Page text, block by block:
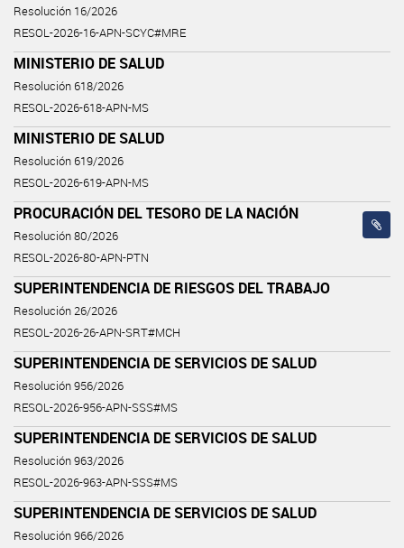
Resolución 16/2026
RESOL-2026-16-APN-SCYC#MRE
MINISTERIO DE SALUD
Resolución 618/2026
RESOL-2026-618-APN-MS
MINISTERIO DE SALUD
Resolución 619/2026
RESOL-2026-619-APN-MS
PROCURACIÓN DEL TESORO DE LA NACIÓN
Resolución 80/2026
RESOL-2026-80-APN-PTN
SUPERINTENDENCIA DE RIESGOS DEL TRABAJO
Resolución 26/2026
RESOL-2026-26-APN-SRT#MCH
SUPERINTENDENCIA DE SERVICIOS DE SALUD
Resolución 956/2026
RESOL-2026-956-APN-SSS#MS
SUPERINTENDENCIA DE SERVICIOS DE SALUD
Resolución 963/2026
RESOL-2026-963-APN-SSS#MS
SUPERINTENDENCIA DE SERVICIOS DE SALUD
Resolución 966/2026